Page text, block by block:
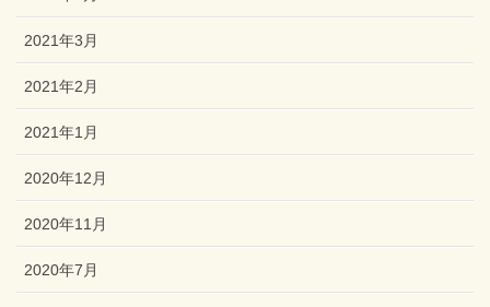
2021年3月
2021年2月
2021年1月
2020年12月
2020年11月
2020年7月